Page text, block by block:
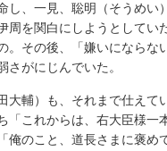
、一見、聡明（そうめい
周を関白にしようとして
。その後、「嫌いになら
さがにじんでいた。
輔）も、それまで仕えて
「これからは、右大臣様一
俺のこと、道長さまに褒